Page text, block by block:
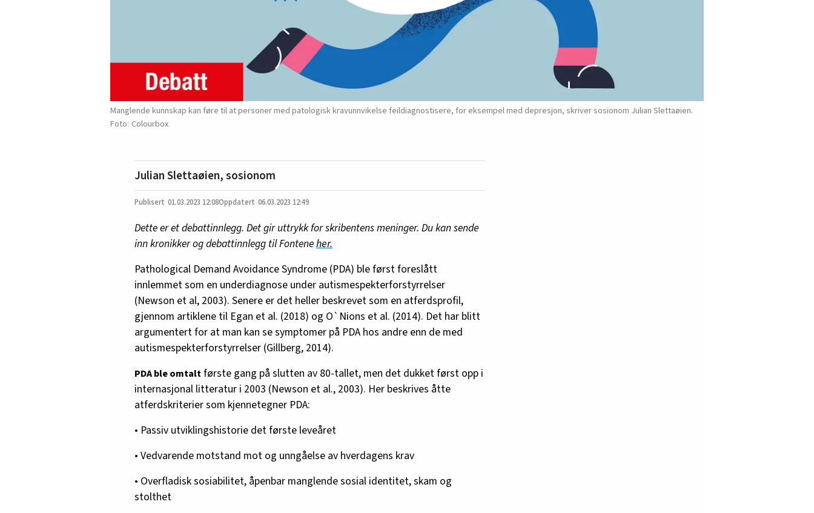
Manglende kunnskap kan føre til at personer med patologisk kravunnvikelse feildiagnostisere, for eksempel med depresjon, skriver sosionom Julian Slettaøien.
Colourbox
Julian Slettaøien, sosionom
01.03.2023 12:08 06.03.2023 12:49
Dette er et debattinnlegg. Det gir uttrykk for skribentens meninger. Du kan sende
inn kronikker og debattinnlegg til Fonteneher.
Pathological Demand Avoidance Syndrome (PDA) ble først foreslått
innlemmet som en underdiagnose under autismespekterforstyrrelser
(Newson et al, 2003). Senere er det heller beskrevet som en atferdsprofil,
gjennom artiklene til Egan et al. (2018) og O`Nions et al. (2014). Det har blitt
argumentert for at man kan se symptomer på PDA hos andre enn de med
autismespekterforstyrrelser (Gillberg, 2014).
PDA ble omtaltførste gang på slutten av 80-tallet, men det dukket først opp i
internasjonal litteratur i 2003 (Newson et al., 2003). Her beskrives åtte
atferdskriterier som kjennetegner PDA:
• Passiv utviklingshistorie det første leveåret
• Vedvarende motstand mot og unngåelse av hverdagens krav
• Overfladisk sosiabilitet, åpenbar manglende sosial identitet, skam og
stolthet